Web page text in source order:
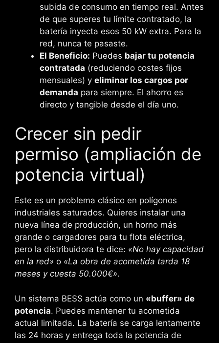
subida de consumo en tiempo real. Antes
de que superes tu límite contratado, la
batería inyecta esos 50 kW extra. Para la
red, nunca te pasaste.
El Beneficio: Puedes bajar tu potencia
contratada (reduciendo costes fijos
mensuales) y eliminar los cargos por
demanda para siempre. El ahorro es
directo y tangible desde el día uno.
Crecer sin pedir
permiso (ampliación de
potencia virtual)
Este es un problema clásico en polígonos
industriales saturados. Quieres instalar una
nueva línea de producción, un horno más
grande o cargadores para tu flota eléctrica,
pero la distribuidora te dice: «No hay capacidad
en la red» o «La obra de acometida tarda 18
meses y cuesta 50.000€».
Un sistema BESS actúa como un «buffer» de
potencia. Puedes mantener tu acometida
actual limitada. La batería se carga lentamente
las 24 horas y entrega toda la potencia de